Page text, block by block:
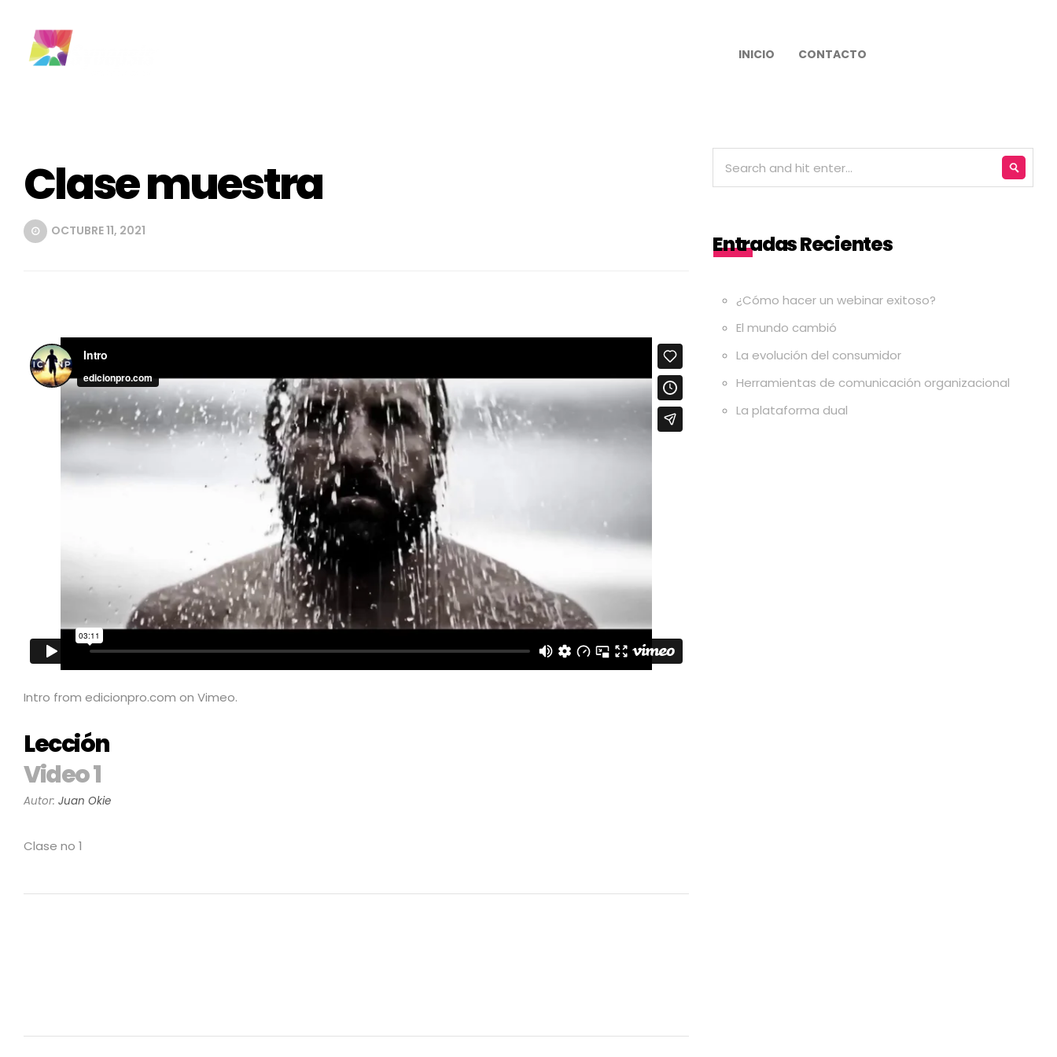
INICIO CONTACTO
Clase muestra
OCTUBRE 11, 2021
Intro from edicionpro.com on Vimeo.
Lección
Video 1
Autor: Juan Okie
Clase no 1
Entradas Recientes
¿Cómo hacer un webinar exitoso?
El mundo cambió
La evolución del consumidor
Herramientas de comunicación organizacional
La plataforma dual